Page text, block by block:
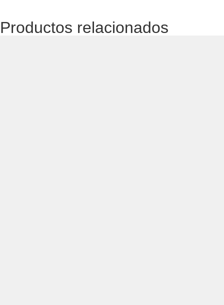
Productos relacionados